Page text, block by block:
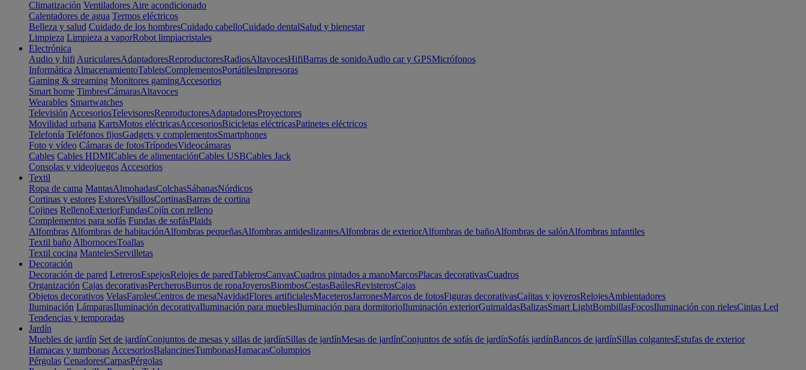
Climatización Ventiladores Aire acondicionado
Calentadores de agua Termos eléctricos
Belleza y salud Cuidado de los hombresCuidado cabelloCuidado dentalSalud y bienestar
Limpieza Limpieza a vaporRobot limpiacristales
Electrónica
Audio y hifi AuricularesAdaptadoresReproductoresRadiosAltavocesHifiBarras de sonidoAudio car y GPSMicrófonos
Informática AlmacenamientoTabletsComplementosPortátilesImpresoras
Gaming & streaming Monitores gamingAccesorios
Smart home TimbresCámarasAltavoces
Wearables Smartwatches
Televisión AccesoriosTelevisoresReproductoresAdaptadoresProyectores
Movilidad urbana KartsMotos eléctricasAccesoriosBicicletas eléctricasPatinetes eléctricos
Telefonía Teléfonos fijosGadgets y complementosSmartphones
Foto y vídeo Cámaras de fotosTrípodesVideocámaras
Cables Cables HDMICables de alimentaciónCables USBCables Jack
Consolas y videojuegos Accesorios
Textil
Ropa de cama MantasAlmohadasColchasSábanasNórdicos
Cortinas y estores EstoresVisillosCortinasBarras de cortina
Cojines RellenoExteriorFundasCojín con relleno
Complementos para sofás Fundas de sofásPlaids
Alfombras Alfombras de habitaciónAlfombras pequeñasAlfombras antideslizantesAlfombras de exteriorAlfombras de bañoAlfombras de salónAlfombras infantiles
Textil baño AlbornocesToallas
Textil cocina MantelesServilletas
Decoración
Decoración de pared LetrerosEspejosRelojes de paredTablerosCanvasCuadros pintados a manoMarcosPlacas decorativasCuadros
Organización Cajas decorativasPercherosBurros de ropaJoyerosBiombosCestasBaúlesRevisterosCajas
Objetos decorativos VelasFarolesCentros de mesaNavidadFlores artificialesMaceterosJarronesMarcos de fotosFiguras decorativasCajitas y joyerosRelojesAmbientadores
Iluminación LámparasIluminación decorativaIluminación para mueblesIluminación para dormitorioIluminación exteriorGuirnaldasBalizasSmart LightBombillasFocosIluminación con rielesCintas Led
Tendencias y temporadas
Jardín
Muebles de jardín Set de jardínConjuntos de mesas y sillas de jardínSillas de jardínMesas de jardínConjuntos de sofás de jardínSofás jardínBancos de jardínSillas colgantesEstufas de exterior
Hamacas y tumbonas AccesoriosBalancinesTumbonasHamacasColumpios
Pérgolas CenadoresCarpasPérgolas